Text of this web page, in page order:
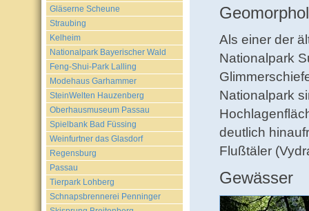
Gläserne Scheune
Straubing
Kelheim
Nationalpark Bayerischer Wald
Feng-Shui-Park Lalling
Modehaus Garhammer
SteinWelten Hauzenberg
Oberhausmuseum Passau
Spielbank Bad Füssing
Weinfurtner das Glasdorf
Regensburg
Passau
Tierpark Lohberg
Schnapsbrennerei Penninger
Als einer der
Nationalpark
Nationalpark
deutlich
Flußtäler
Gewässer